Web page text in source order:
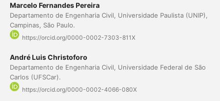
Marcelo Fernandes Pereira
Departamento de Engenharia Civil, Universidade Paulista (UNIP),
Campinas, São Paulo.
https://orcid.org/0000-0002-7303-811X
André Luis Christoforo
Departamento de Engenharia Civil, Universidade Federal de São
Carlos (UFSCar).
https://orcid.org/0000-0002-4066-080X